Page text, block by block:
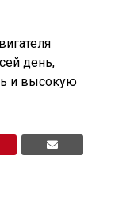
день,
и высокую